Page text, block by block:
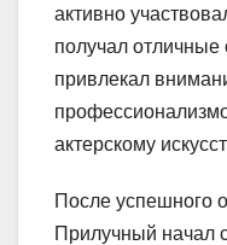
активно
получал отличные
привлекал
актерскому
После успешного
Прилучный начал